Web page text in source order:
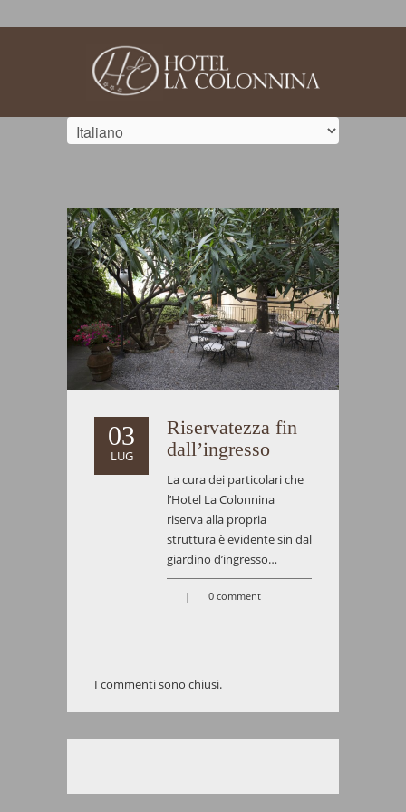
03
LUG
Riservatezza fin
dall’ingresso
La cura dei particolari che
l’Hotel La Colonnina
riserva alla propria
struttura è evidente sin dal
giardino d’ingresso…
| 0 comment
I commenti sono chiusi.